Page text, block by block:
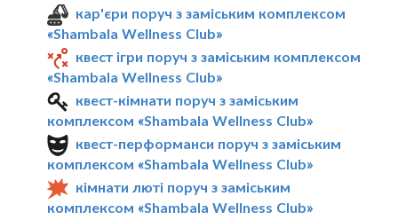
кар'єри поруч з заміським комплексом
«Shambala Wellness Club»
квест ігри поруч з заміським комплексом
«Shambala Wellness Club»
квест-кімнати поруч з заміським
комплексом «Shambala Wellness Club»
квест-перформанси поруч з заміським
комплексом «Shambala Wellness Club»
кімнати люті поруч з заміським
комплексом «Shambala Wellness Club»